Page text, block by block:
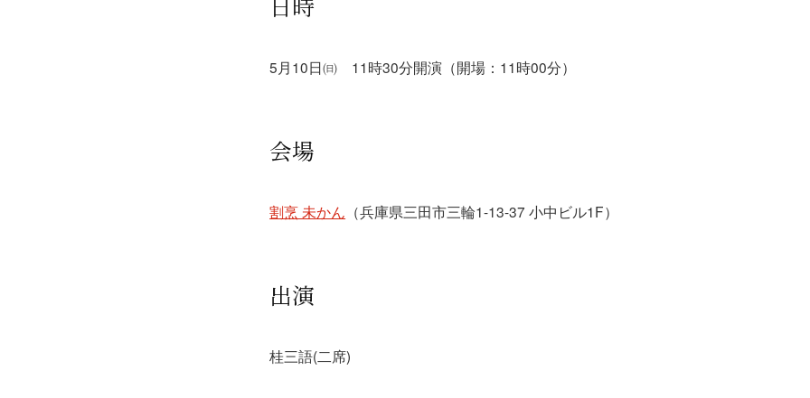
5月10日㈰ 11時30分開演（開場：11時00分）
会場
割烹 未かん （兵庫県三田市三輪1-13-37 小中ビル1F）
出演
桂三語(二席)